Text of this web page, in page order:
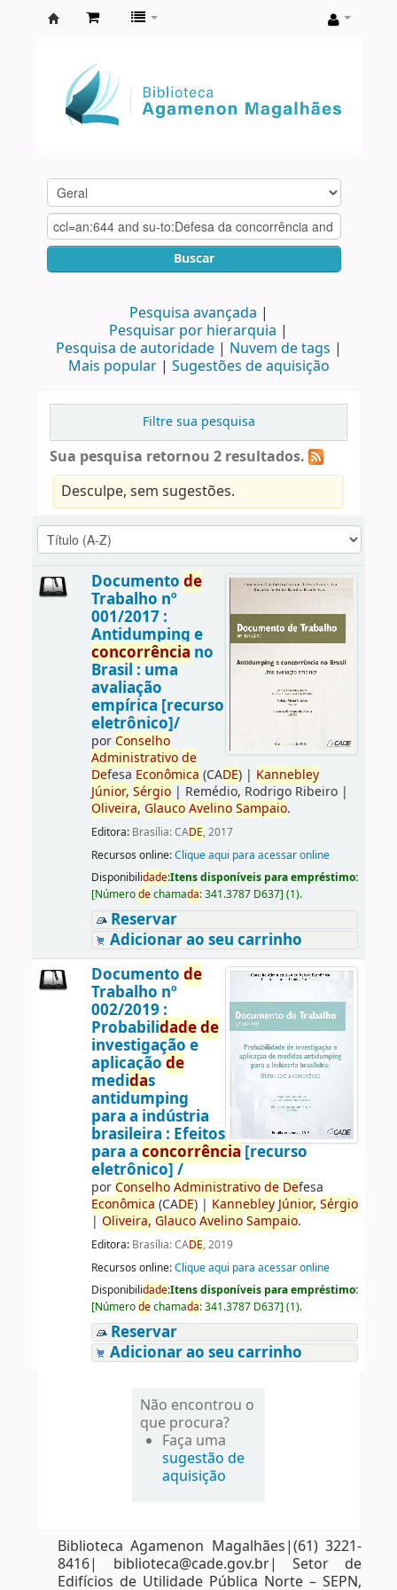
Agamenon
Magalhães
Buscar
Pesquisa avançada
Pesquisar por hierarquia
Pesquisa de autoridade
Nuvem de tags
Mais popular
Sugestões de aquisição
Filtre sua pesquisa
Sua pesquisa retornou 2 resultados.
Desculpe, sem sugestões.
Documento de
Trabalho nº
001/2017 :
Antidumping e
concorrência no
Brasil : uma
avaliação
empírica [recurso
eletrônico]/
porConselho
Administrativo de
Defesa Econômica (CADE)| Kannebley
Júnior, Sérgio| Remédio, Rodrigo Ribeiro|
Oliveira, Glauco Avelino Sampaio.
Editora: Brasília: CADE, 2017
Recursos online:Clique aqui para acessar online
Disponibilidade:Itens disponíveis para empréstimo:
[Númerodechamada:341.3787 D637] (1).
Reservar
Adicionar ao seu carrinho
Documento de
Trabalho nº
002/2019 :
Probabilidadede
investigação e
aplicação de
medidas
antidumping
para a indústria
brasileira : Efeitos
para a concorrência [recurso
eletrônico] /
porConselho Administrativo de Defesa
Econômica (CADE)| Kannebley Júnior, Sérgio
| Oliveira, Glauco Avelino Sampaio.
Editora: Brasília: CADE, 2019
Recursos online:Clique aqui para acessar online
Disponibilidade:Itens disponíveis para empréstimo:
[Númerodechamada:341.3787 D637] (1).
Reservar
Adicionar ao seu carrinho
Não encontrou o
que procura?
Faça uma
sugestão de
aquisição
Biblioteca Agamenon Magalhães|(61) 3221-
8416| biblioteca@cade.gov.br| Setor de
Edifícios de Utilidade Pública Norte – SEPN,